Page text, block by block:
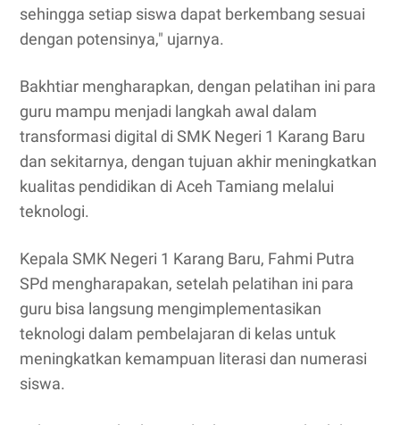
sehingga setiap siswa dapat berkembang sesuai
dengan potensinya," ujarnya.
Bakhtiar mengharapkan, dengan pelatihan ini para
guru mampu menjadi langkah awal dalam
transformasi digital di SMK Negeri 1 Karang Baru
dan sekitarnya, dengan tujuan akhir meningkatkan
kualitas pendidikan di Aceh Tamiang melalui
teknologi.
Kepala SMK Negeri 1 Karang Baru, Fahmi Putra
SPd mengharapakan, setelah pelatihan ini para
guru bisa langsung mengimplementasikan
teknologi dalam pembelajaran di kelas untuk
meningkatkan kemampuan literasi dan numerasi
siswa.